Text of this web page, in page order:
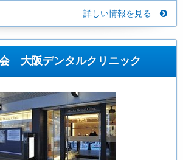
詳しい情報を見る
大阪デンタルクリニック